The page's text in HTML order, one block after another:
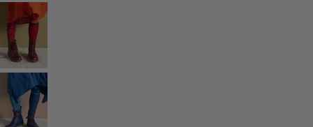
Styles de vétements
Vêtements en lin
Robes de style hippie
Grandes Tailles
À fleurs